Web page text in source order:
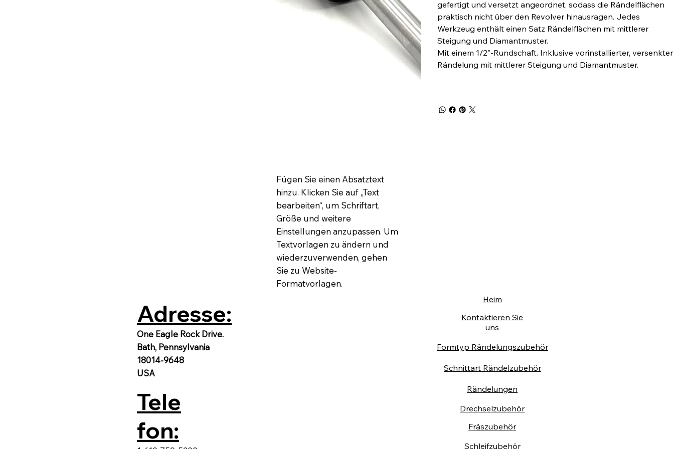
gefertigt und versetzt angeordnet, sodass die Rändelflächen
praktisch nicht über den Revolver hinausragen. Jedes
Werkzeug enthält einen Satz Rändelflächen mit mittlerer
Steigung und Diamantmuster.
Mit einem 1/2"-Rundschaft. Inklusive vorinstallierter, versenkter
Rändelung mit mittlerer Steigung und Diamantmuster.
Fügen Sie einen Absatztext
hinzu. Klicken Sie auf „Text
bearbeiten“, um Schriftart,
Größe und weitere
Einstellungen anzupassen. Um
Textvorlagen zu ändern und
wiederzuverwenden, gehen
Sie zu Website-
Formatvorlagen.
Adresse:
One Eagle Rock Drive.
Bath, Pennsylvania
18014-9648
USA
Tele
fon:
Heim
Kontaktieren Sie
uns
Formtyp Rändelungszubehör
Schnittart Rändelzubehör
Rändelungen
Drechselzubehör
Fräszubehör
Schleifzubehör